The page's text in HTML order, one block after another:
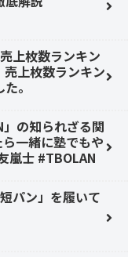
上枚数ランキン
上枚数ランキン
。
」の知られざる関
一緒に塾でもや
嵐士 #TBOLAN
パン」を履いて